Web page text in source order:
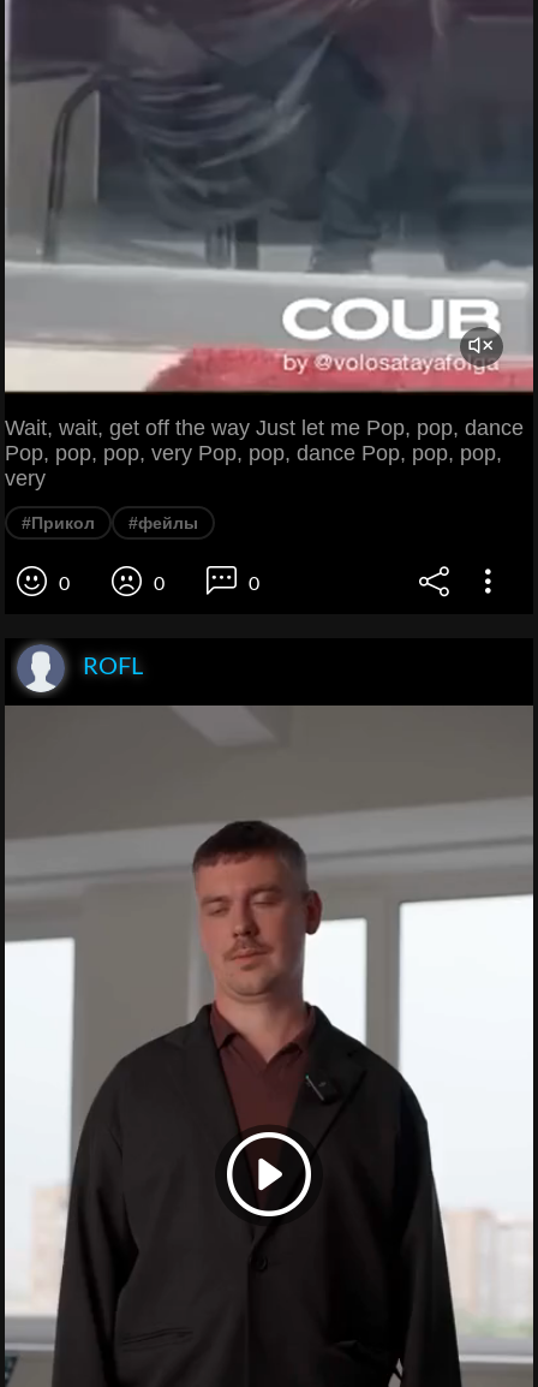
Wait, wait, get off the way Just let me Pop, pop, dance
Pop, pop, pop, very Pop, pop, dance Pop, pop, pop,
very
#Прикол #фейлы
0 0 0
ROFL